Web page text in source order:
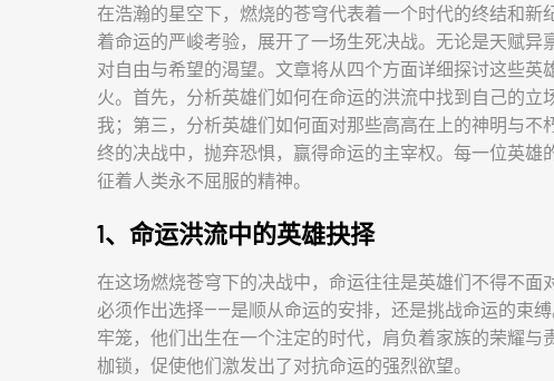
在浩瀚的星空下，燃烧的苍穹代表着一个时代的终结和
着命运的严峻考验，展开了一场生死决战。无论是天赋
对自由与希望的渴望。文章将从四个方面详细探讨这些
火。首先，分析英雄们如何在命运的洪流中找到自己的
我；第三，分析英雄们如何面对那些高高在上的神明与
终的决战中，抛弃恐惧，赢得命运的主宰权。每一位英
征着人类永不屈服的精神。
1、命运洪流中的英雄抉择
在这场燃烧苍穹下的决战中，命运往往是英雄们不得不面
必须作出选择——是顺从命运的安排，还是挑战命运的束
牢笼，他们出生在一个注定的时代，肩负着家族的荣耀
枷锁，促使他们激发出了对抗命运的强烈欲望。